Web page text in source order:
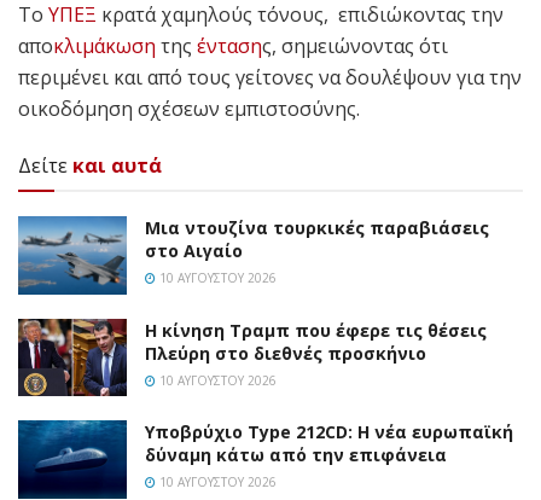
Το ΥΠΕΞ κρατά χαμηλούς τόνους, επιδιώκοντας την
αποκλιμάκωση της έντασης, σημειώνοντας ότι
περιμένει και από τους γείτονες να δουλέψουν για την
οικοδόμηση σχέσεων εμπιστοσύνης.
Δείτε και αυτά
Μια ντουζίνα τουρκικές παραβιάσεις
στο Αιγαίο
10 ΑΥΓΟΎΣΤΟΥ 2026
Η κίνηση Τραμπ που έφερε τις θέσεις
Πλεύρη στο διεθνές προσκήνιο
10 ΑΥΓΟΎΣΤΟΥ 2026
Υποβρύχιο Type 212CD: Η νέα ευρωπαϊκή
δύναμη κάτω από την επιφάνεια
10 ΑΥΓΟΎΣΤΟΥ 2026